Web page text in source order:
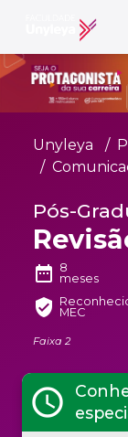
emoji_objects
Graduação
Pós-
Conheça a
Alianças
Convênios
person
Unyleya
Pós-
date_range 8
meses
verified_user MEC
Faixa 2
schedule